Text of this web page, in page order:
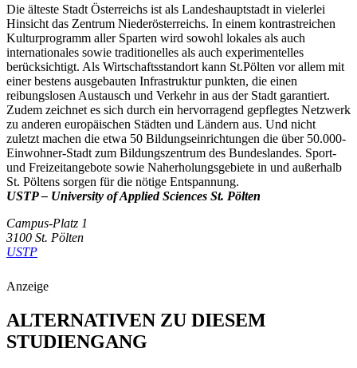
Die älteste Stadt Österreichs ist als Landeshauptstadt in vielerlei
Hinsicht das Zentrum Niederösterreichs. In einem kontrastreichen
Kulturprogramm aller Sparten wird sowohl lokales als auch
internationales sowie traditionelles als auch experimentelles
berücksichtigt. Als Wirtschaftsstandort kann St.Pölten vor allem mit
einer bestens ausgebauten Infrastruktur punkten, die einen
reibungslosen Austausch und Verkehr in aus der Stadt garantiert.
Zudem zeichnet es sich durch ein hervorragend gepflegtes Netzwerk
zu anderen europäischen Städten und Ländern aus. Und nicht
zuletzt machen die etwa 50 Bildungseinrichtungen die über 50.000-
Einwohner-Stadt zum Bildungszentrum des Bundeslandes. Sport-
und Freizeitangebote sowie Naherholungsgebiete in und außerhalb
St. Pöltens sorgen für die nötige Entspannung.
USTP – University of Applied Sciences St. Pölten
Campus-Platz 1
3100 St. Pölten
USTP
Anzeige
ALTERNATIVEN ZU DIESEM
STUDIENGANG